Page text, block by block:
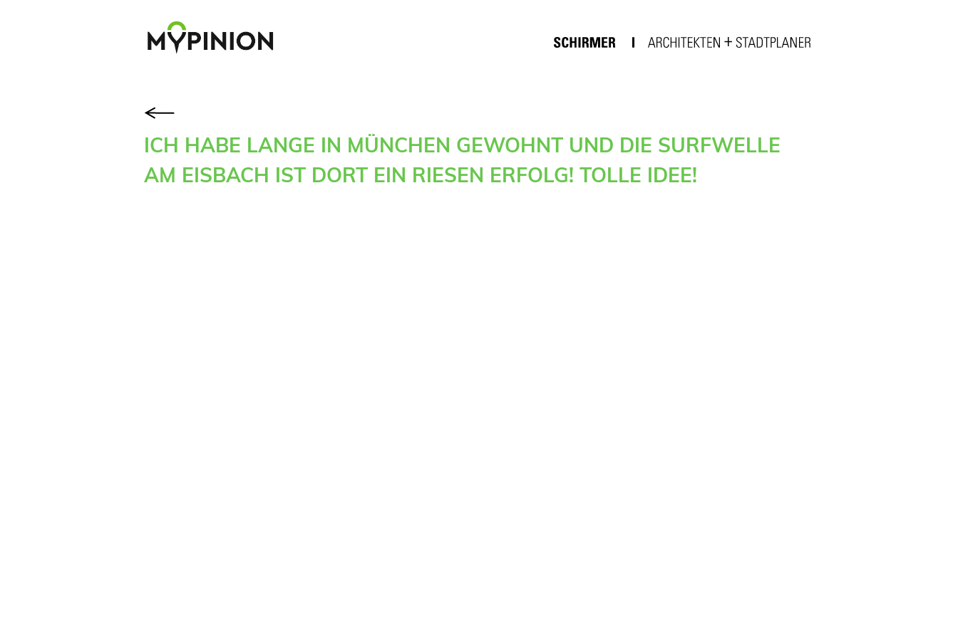
ICH HABE LANGE IN MÜNCHEN GEWOHNT UND DIE SURFWELLE
AM EISBACH IST DORT EIN RIESEN ERFOLG! TOLLE IDEE!